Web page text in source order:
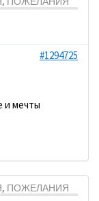
#1294725
и мечты
ПОЖЕЛАНИЯ